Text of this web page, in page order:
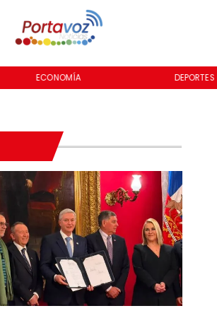
ECONOMÍA DEPORTES